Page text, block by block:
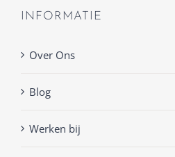
INFORMATIE
Over Ons
Blog
Werken bij